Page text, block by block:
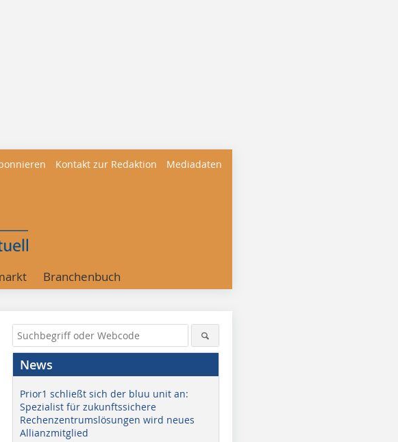
Kontakt zur Redaktion Mediadaten
Branchenbuch
News
Prior1 schließt sich der bluu unit an:
Spezialist für zukunftssichere
Rechenzentrumslösungen wird neues
Allianzmitglied